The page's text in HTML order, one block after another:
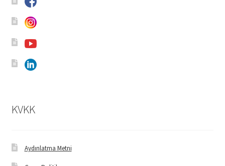
KVKK
Aydınlatma Metni